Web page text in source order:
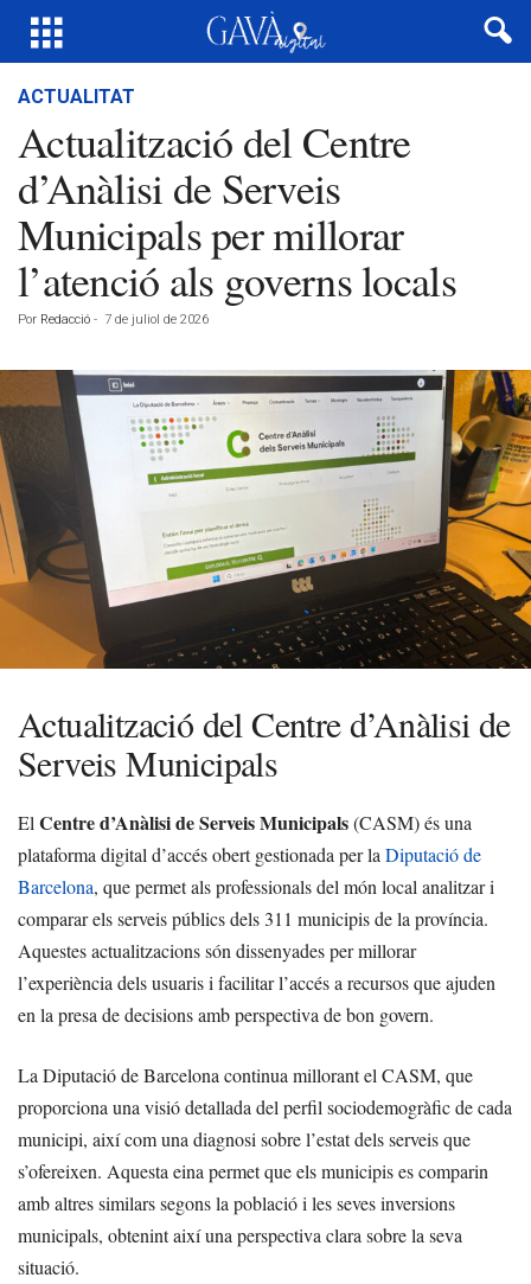
ACTUALITAT
Actualització del Centre
d’Anàlisi de Serveis
Municipals per millorar
l’atenció als governs locals
Por Redacció - 7 de juliol de 2026
Actualització del Centre d’Anàlisi de
Serveis Municipals
El Centre d’Anàlisi de Serveis Municipals(CASM) és una
plataforma digital d’accés obert gestionada per la Diputació de
Barcelona, que permet als professionals del món local analitzar i
comparar els serveis públics dels 311 municipis de la província.
Aquestes actualitzacions són dissenyades per millorar
l’experiència dels usuaris i facilitar l’accés a recursos que ajuden
en la presa de decisions amb perspectiva de bon govern.
La Diputació de Barcelona continua millorant el CASM, que
proporciona una visió detallada del perfil sociodemogràfic de cada
municipi, així com una diagnosi sobre l’estat dels serveis que
s’ofereixen. Aquesta eina permet que els municipis es comparin
amb altres similars segons la població i les seves inversions
municipals, obtenint així una perspectiva clara sobre la seva
situació.